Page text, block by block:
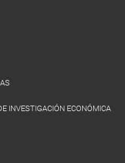
INVESTIGACIÓN ECONÓMICA